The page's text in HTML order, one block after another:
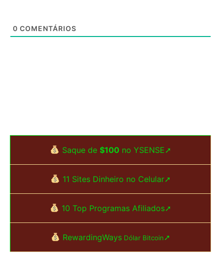
0 COMENTÁRIOS
Saque de $100no YSENSE➚
11 Sites Dinheiro no Celular➚
10 Top Programas Afiliados➚
RewardingWays Dólar Bitcoin➚